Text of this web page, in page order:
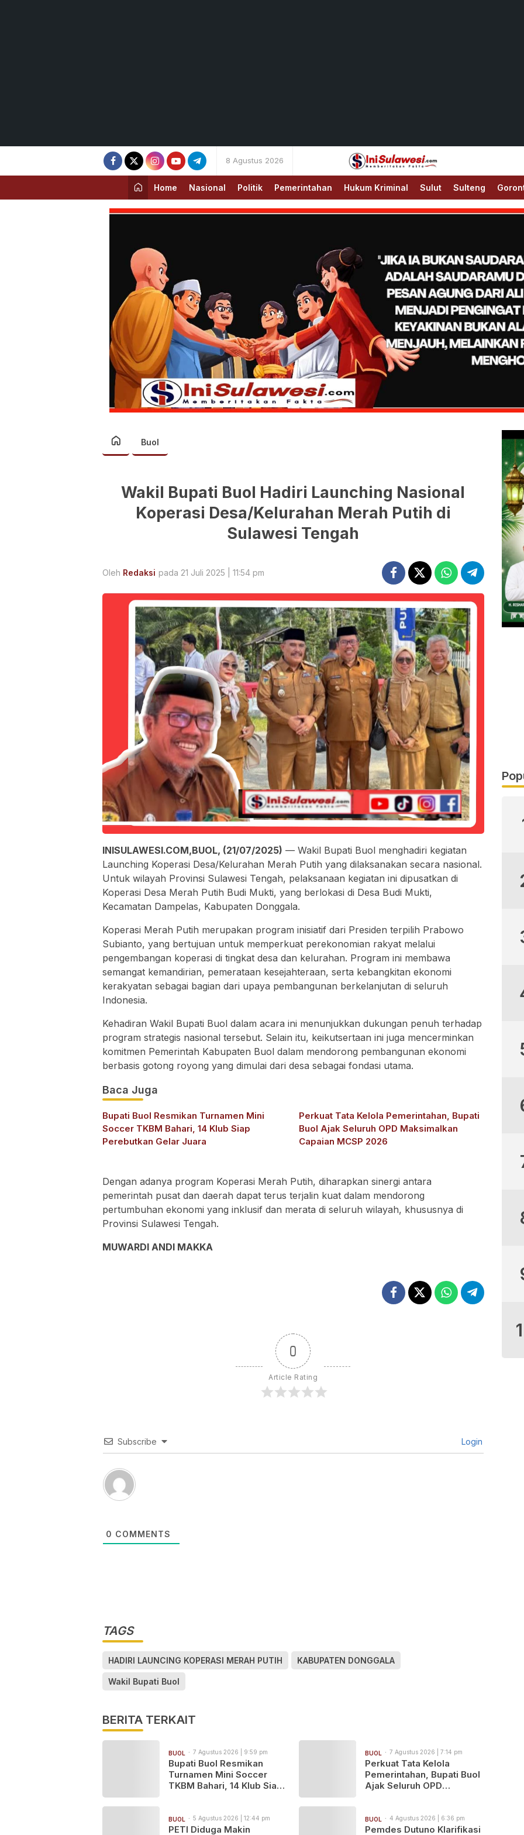
8 Agustus 2026
IniSulawesi.com
Memberitakan Fakta
Home Nasional Politik Pemerintahan Hukum Kriminal Sulut Sulteng
Buol
Wakil Bupati Buol Hadiri Launching Nasional
Koperasi Desa/Kelurahan Merah Putih di
Sulawesi Tengah
Oleh Redaksi pada 21 Juli 2025 | 11:54 pm
INISULAWESI.COM,BUOL, (21/07/2025) — Wakil Bupati Buol menghadiri kegiatan
Launching Koperasi Desa/Kelurahan Merah Putih yang dilaksanakan secara nasional.
Untuk wilayah Provinsi Sulawesi Tengah, pelaksanaan kegiatan ini dipusatkan di
Koperasi Desa Merah Putih Budi Mukti, yang berlokasi di Desa Budi Mukti,
Kecamatan Dampelas, Kabupaten Donggala.
Koperasi Merah Putih merupakan program inisiatif dari Presiden terpilih Prabowo
Subianto, yang bertujuan untuk memperkuat perekonomian rakyat melalui
pengembangan koperasi di tingkat desa dan kelurahan. Program ini membawa
semangat kemandirian, pemerataan kesejahteraan, serta kebangkitan ekonomi
kerakyatan sebagai bagian dari upaya pembangunan berkelanjutan di seluruh
Indonesia.
Kehadiran Wakil Bupati Buol dalam acara ini menunjukkan dukungan penuh terhadap
program strategis nasional tersebut. Selain itu, keikutsertaan ini juga mencerminkan
komitmen Pemerintah Kabupaten Buol dalam mendorong pembangunan ekonomi
berbasis gotong royong yang dimulai dari desa sebagai fondasi utama.
Baca Juga
Bupati Buol Resmikan Turnamen Mini
Soccer TKBM Bahari, 14 Klub Siap
Perebutkan Gelar Juara
Perkuat Tata Kelola Pemerintahan, Bupati
Buol Ajak Seluruh OPD Maksimalkan
Capaian MCSP 2026
Dengan adanya program Koperasi Merah Putih, diharapkan sinergi antara
pemerintah pusat dan daerah dapat terus terjalin kuat dalam mendorong
pertumbuhan ekonomi yang inklusif dan merata di seluruh wilayah, khususnya di
Provinsi Sulawesi Tengah.
MUWARDI ANDI MAKKA
0
Article Rating
Subscribe Login
0 COMMENTS
TAGS
HADIRI LAUNCING KOPERASI MERAH PUTIH KABUPATEN DONGGALA
Wakil Bupati Buol
BERITA TERKAIT
BUOL 7 Agustus 2026 | 9:59 pm
Bupati Buol Resmikan
Turnamen Mini Soccer
TKBM Bahari, 14 Klub Siap
BUOL 7 Agustus 2026 | 7:14 pm
Perkuat Tata Kelola
Pemerintahan, Bupati Buol
Ajak Seluruh OPD
BUOL 5 Agustus 2026 | 12:44 pm
PETI Diduga Makin
BUOL 4 Agustus 2026 | 6:36 pm
Pemdes Dutuno Klarifikasi